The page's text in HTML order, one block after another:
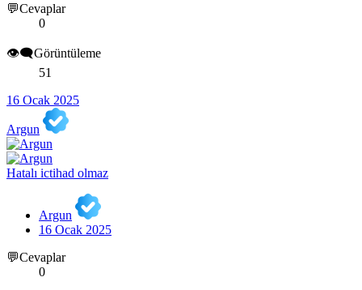
💬Cevaplar
0
👁️‍🗨️Görüntüleme
51
16 Ocak 2025
Argun
Hatalı ictihad olmaz
Argun
16 Ocak 2025
💬Cevaplar
0